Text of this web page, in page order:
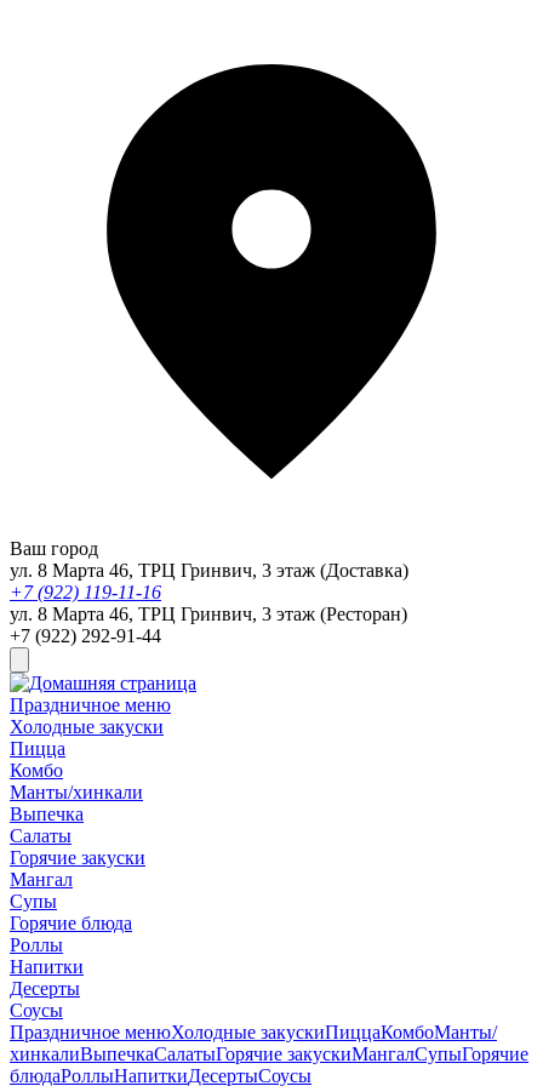
Ваш город
ул. 8 Марта 46, ТРЦ Гринвич, 3 этаж (Доставка)
+7 (922) 119-11-16
ул. 8 Марта 46, ТРЦ Гринвич, 3 этаж (Ресторан)
+7 (922) 292-91-44
Праздничное меню
Холодные закуски
Пицца
Комбо
Манты/хинкали
Выпечка
Салаты
Горячие закуски
Мангал
Супы
Горячие блюда
Роллы
Напитки
Десерты
Соусы
Праздничное менюХолодные закускиПиццаКомбоМанты/
хинкалиВыпечкаСалатыГорячие закускиМангалСупыГорячие
блюдаРоллыНапиткиДесертыСоусы